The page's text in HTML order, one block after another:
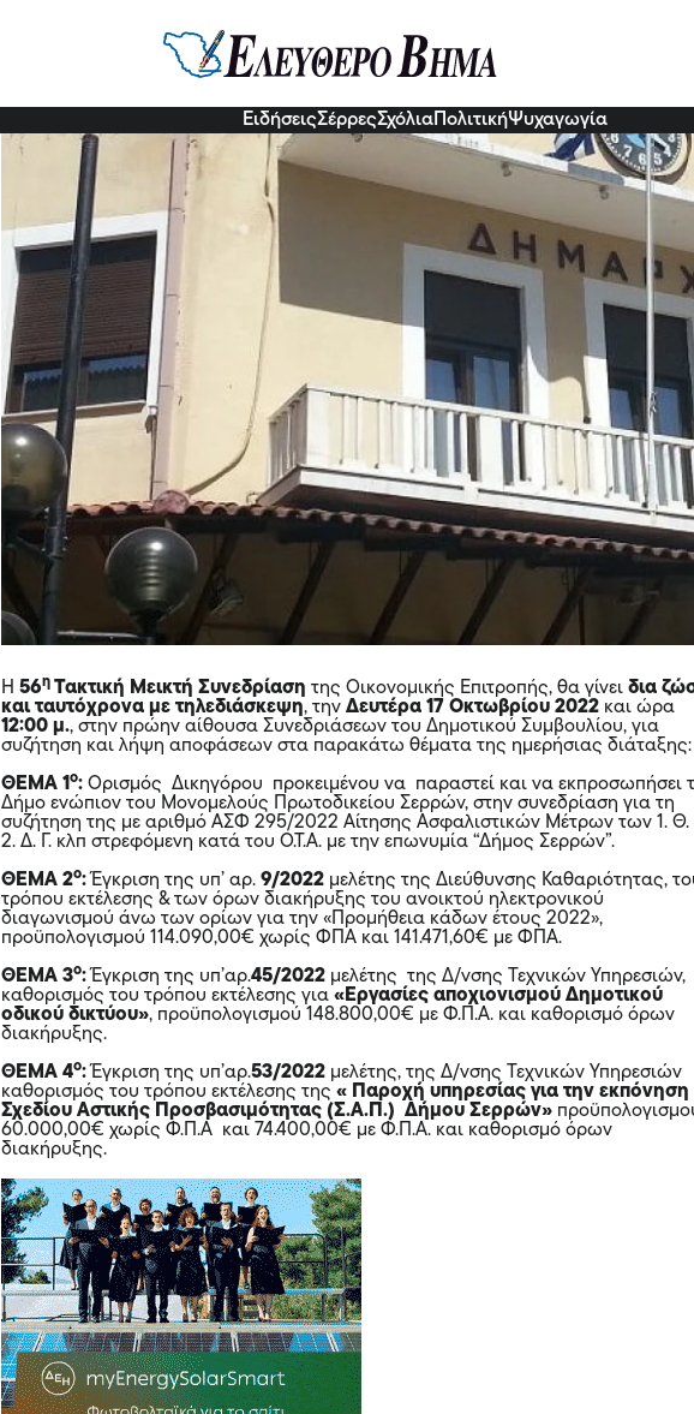
ΕιδήσειςΣέρρεςΣχόλια ΠολιτικήΨυχαγωγία
Την Δευτέρα 17 Οκτωβρίου:
Οικονομικής Επιτροπής του Δήμου
eVima Serres Team16 Οκτ 2022, 12:50
Η56ηΤακτική Μεικτή Συνεδρίασητης Οικονομικής Επιτροπής, θα γίνειδια
και ταυτόχρονα με τηλεδιάσκεψη, τηνΔευτέρα 17 Οκτωβρίου 2022 και ώρα
12:00 μ., στην πρώην αίθουσα Συνεδριάσεων του Δημοτικού Συμβουλίου, για
συζήτηση και λήψη αποφάσεων στα παρακάτω θέματα της ημερήσιας
ΘΕΜΑ 1ο:Ορισμός Δικηγόρου προκειμένου να παραστεί και να εκπροσωπήσει
Δήμο ενώπιον του Μονομελούς Πρωτοδικείου Σερρών, στην συνεδρίαση για τη
συζήτηση της με αριθμό ΑΣΦ 295/2022 Αίτησης Ασφαλιστικών Μέτρων των 1.
2. Δ. Γ. κλπ στρεφόμενη κατά του Ο.Τ.Α. με την επωνυμία “Δήμος Σερρών”.
ΘΕΜΑ 2ο:Έγκριση της υπ’ αρ.9/2022 μελέτης της Διεύθυνσης Καθαριότητας,
τρόπου εκτέλεσης & των όρων διακήρυξης του ανοικτού ηλεκτρονικού
διαγωνισμού άνω των ορίων για την «Προμήθεια κάδων έτους 2022»,
προϋπολογισμού 114.090,00€ χωρίς ΦΠΑ και 141.471,60€ με ΦΠΑ.
ΘΕΜΑ 3ο:Έγκριση της υπ’αρ.45/2022 μελέτης της Δ/νσης Τεχνικών Υπηρεσιών,
καθορισμός του τρόπου εκτέλεσης για«Εργασίες αποχιονισμού Δημοτικού
οδικού δικτύου», προϋπολογισμού 148.800,00€ με Φ.Π.Α. και καθορισμό όρων
διακήρυξης.
ΘΕΜΑ 4ο:Έγκριση της υπ’αρ.53/2022 μελέτης, της Δ/νσης Τεχνικών Υπηρεσιών
καθορισμός του τρόπου εκτέλεσης της« Παροχή υπηρεσίας για την εκπόνηση
Σχεδίου Αστικής Προσβασιμότητας (Σ.Α.Π.) Δήμου Σερρών»
60.000,00€ χωρίς Φ.Π.Α και 74.400,00€ με Φ.Π.Α. και καθορισμό όρων
διακήρυξης.